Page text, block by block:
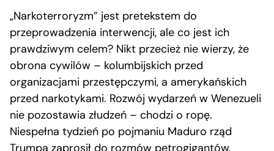
„Narkoterroryzm” jest pretekstem do
przeprowadzenia interwencji, ale co jest ich
prawdziwym celem? Nikt przecież nie wierzy, że
obrona cywilów – kolumbijskich przed
organizacjami przestępczymi, a amerykańskich
przed narkotykami. Rozwój wydarzeń w Wenezueli
nie pozostawia złudzeń – chodzi o ropę.
Niespełna tydzień po pojmaniu Maduro rząd
Trumpa zaprosił do rozmów petrogigantów.